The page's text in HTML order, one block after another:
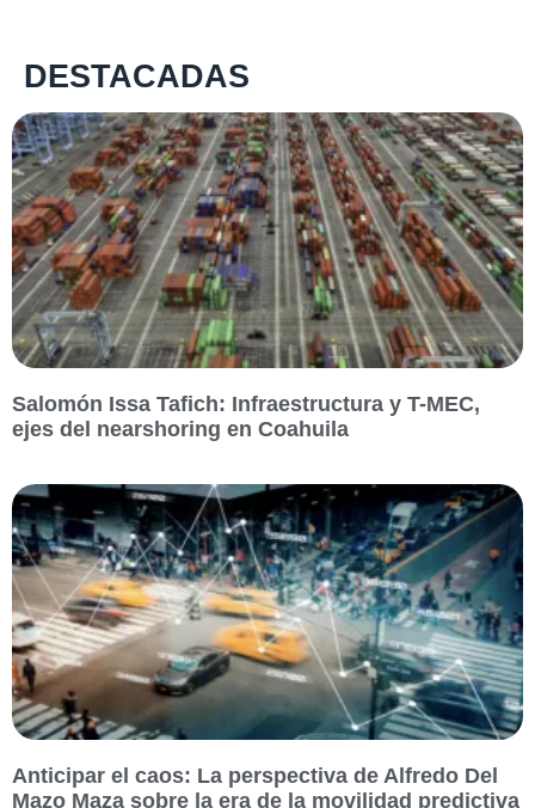
DESTACADAS
Salomón Issa Tafich: Infraestructura y T-MEC,
ejes del nearshoring en Coahuila
Anticipar el caos: La perspectiva de Alfredo Del
Mazo Maza sobre la era de la movilidad predictiva